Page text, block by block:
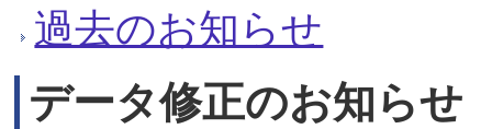
過去のお知らせ
データ修正のお知らせ